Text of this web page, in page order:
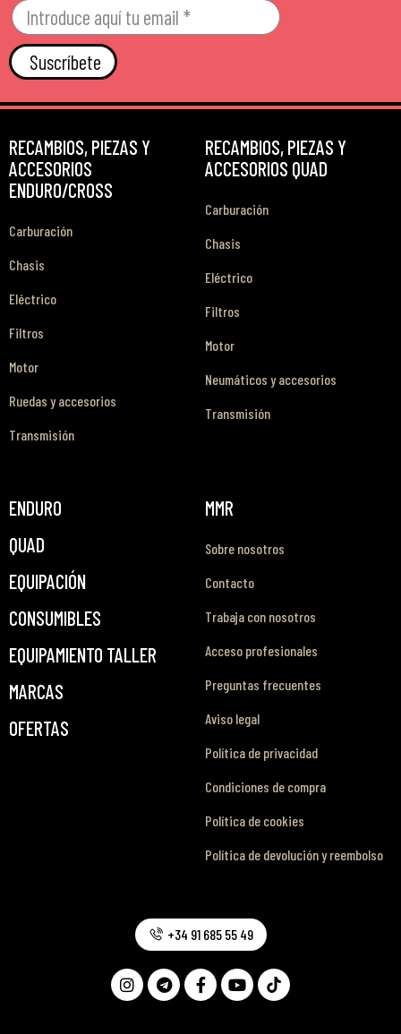
Suscríbete
RECAMBIOS, PIEZAS Y
ACCESORIOS
ENDURO/CROSS
Carburación
Chasis
Eléctrico
Filtros
Motor
Ruedas y accesorios
Transmisión
RECAMBIOS, PIEZAS Y
ACCESORIOS QUAD
Carburación
Chasis
Eléctrico
Filtros
Motor
Neumáticos y accesorios
Transmisión
ENDURO
QUAD
EQUIPACIÓN
CONSUMIBLES
EQUIPAMIENTO TALLER
MARCAS
OFERTAS
MMR
Sobre nosotros
Contacto
Trabaja con nosotros
Acceso profesionales
Preguntas frecuentes
Aviso legal
Política de privacidad
Condiciones de compra
Política de cookies
Política de devolución y reembolso
+34 91 685 55 49